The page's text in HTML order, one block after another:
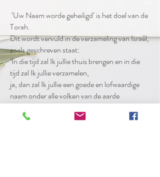
‘Uw Naam worde geheiligd’ is het doel van de
Torah.
Dit wordt vervuld in de verzameling van Israël,
zoals geschreven staat:
‘In die tijd zal Ik jullie thuis brengen en in die
tijd zal Ik jullie verzamelen,
ja, dan zal Ik jullie een goede en lofwaardige
naam onder alle volken van de aarde
bezorgen als Ik jullie gevangenen voor jullie
ogen weer terugbreng, heeft JHWH gezegd’.